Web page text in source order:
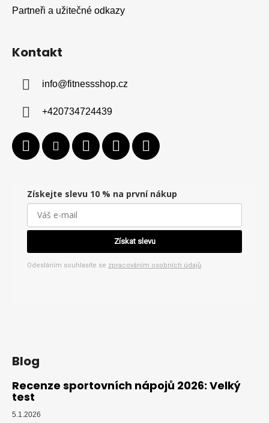
Partneři a užitečné odkazy
Kontakt
info@fitnessshop.cz
+420734724439
Získejte slevu 10 % na první nákup
Získat slevu
Odesláním souhlasíte se zpracováním osobních údajů.
Blog
Recenze sportovních nápojů 2026: Velký
test
5.1.2026